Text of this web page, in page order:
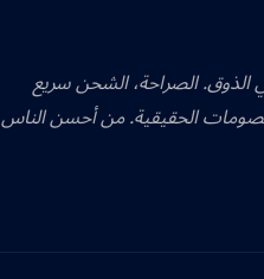
الصراحة، الشحن سريع
الحقيقية. من أحسن الناس